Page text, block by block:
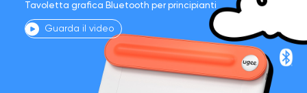
Tavoletta grafica Bluetooth per principianti
Guarda il video